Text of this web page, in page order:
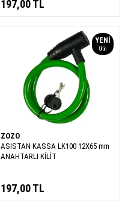
197,00TL
YENI
Ürün
ZOZO
ASISTAN KASSA LK100 12X65 mm
ANAHTARLI KİLİT
197,00TL